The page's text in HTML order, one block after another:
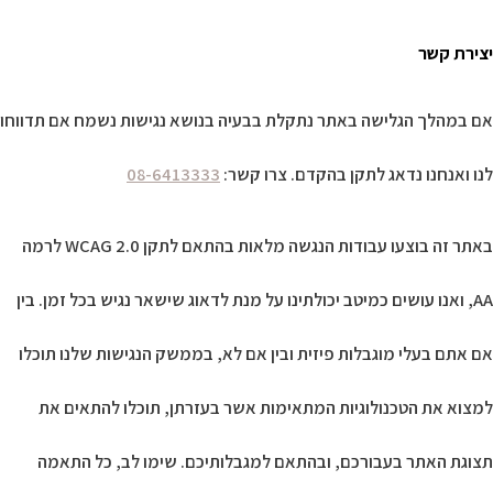
יצירת קשר
אם במהלך הגלישה באתר נתקלת בבעיה בנושא נגישות נשמח אם תדווחו
לנו ואנחנו נדאג לתקן בהקדם. צרו קשר: 08-6413333
באתר זה בוצעו עבודות הנגשה מלאות בהתאם לתקן WCAG 2.0 לרמה
AA, ואנו עושים כמיטב יכולתינו על מנת לדאוג שישאר נגיש בכל זמן. בין
אם אתם בעלי מוגבלות פיזית ובין אם לא, בממשק הנגישות שלנו תוכלו
למצוא את הטכנולוגיות המתאימות אשר בעזרתן, תוכלו להתאים את
תצוגת האתר בעבורכם, ובהתאם למגבלותיכם. שימו לב, כל התאמה